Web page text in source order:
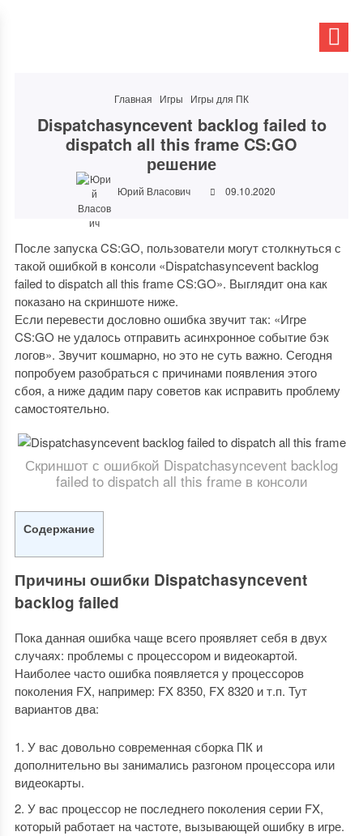
Главная Игры Игры для ПК
Dispatchasyncevent backlog failed to
dispatch all this frame CS:GO
решение
Юрий Власович 09.10.2020
После запуска CS:GO, пользователи могут столкнуться с
такой ошибкой в консоли «Dispatchasyncevent backlog
failed to dispatch all this frame CS:GO». Выглядит она как
показано на скриншоте ниже.
Если перевести дословно ошибка звучит так: «Игре
CS:GO не удалось отправить асинхронное событие бэк
логов». Звучит кошмарно, но это не суть важно. Сегодня
попробуем разобраться с причинами появления этого
сбоя, а ниже дадим пару советов как исправить проблему
самостоятельно.
Скриншот с ошибкой Dispatchasyncevent backlog
failed to dispatch all this frame в консоли
Содержание
Причины ошибки Dispatchasyncevent
backlog failed
Пока данная ошибка чаще всего проявляет себя в двух
случаях: проблемы с процессором и видеокартой.
Наиболее часто ошибка появляется у процессоров
поколения FX, например: FX 8350, FX 8320 и т.п. Тут
вариантов два:
У вас довольно современная сборка ПК и
дополнительно вы занимались разгоном процессора или
видеокарты.
У вас процессор не последнего поколения серии FX,
который работает на частоте, вызывающей ошибку в игре.